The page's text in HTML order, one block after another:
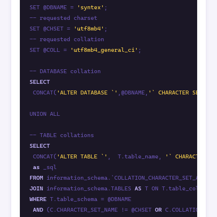
SET @DBNAME =
'syntex' ;
-- requested charset
SET @CHSET =
'utf8mb4' ;
-- requested collation
SET @COLL =
'utf8mb4_general_ci' ;
SELECT
CONCAT( 'ALTER DATABASE `' ,@DBNAME, '` CHARACTER SET '
UNION ALL
SELECT
CONCAT( 'ALTER TABLE `' ,  T.table_name,
'` CHARACTER
as
FROM
JOIN information_schema.TABLES AS
WHERE T.table_schema = @DBNAME
AND (C.CHARACTER_SET_NAME != @CHSET OR